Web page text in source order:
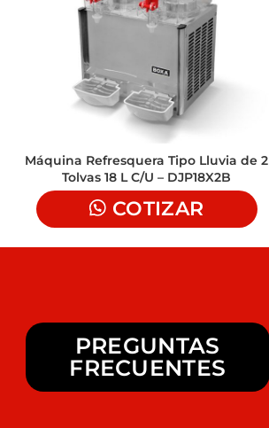
Máquina Refresquera Tipo Lluvia de 2
Tolvas 18 L C/U – DJP18X2B
COTIZAR
PREGUNTAS
FRECUENTES